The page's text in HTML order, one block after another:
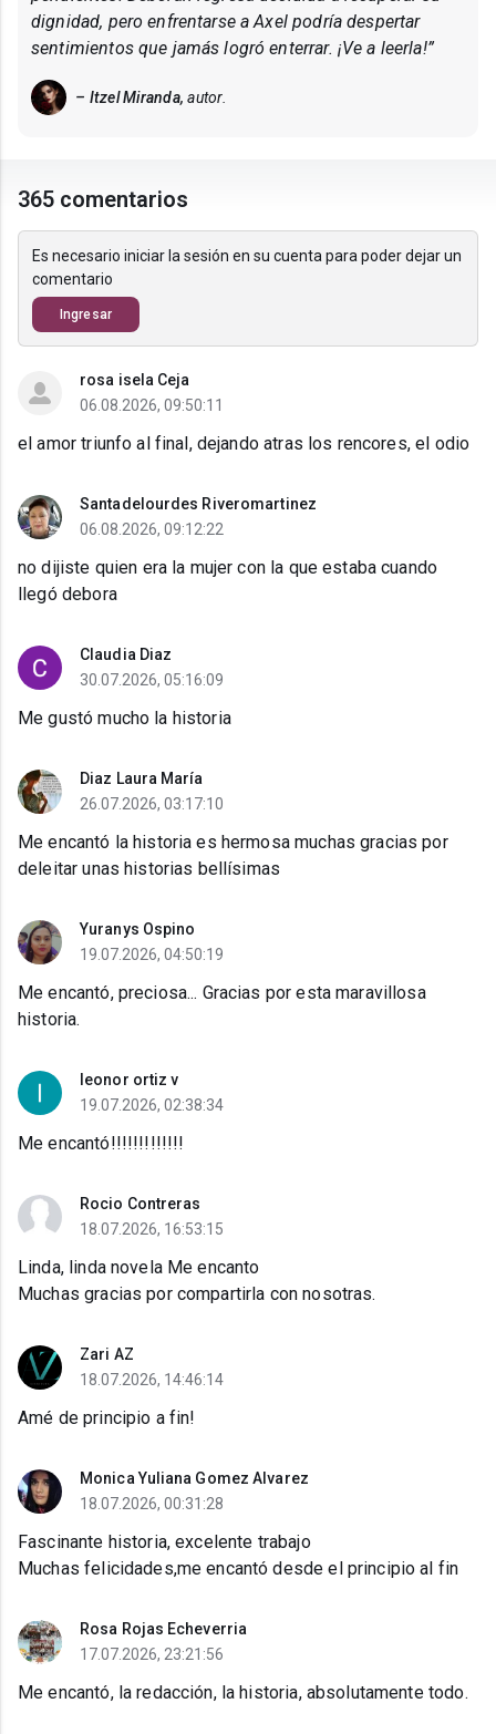
dignidad, pero enfrentarse a Axel podría despertar
sentimientos que jamás logró enterrar. ¡Ve a leerla!”
– Itzel Miranda, autor.
365 comentarios
Es necesario iniciar la sesión en su cuenta para poder dejar un
comentario
Ingresar
rosa isela Ceja
06.08.2026, 09:50:11
el amor triunfo al final, dejando atras los rencores, el odio
Santadelourdes Riveromartinez
06.08.2026, 09:12:22
no dijiste quien era la mujer con la que estaba cuando
llegó debora
Claudia Diaz
30.07.2026, 05:16:09
Me gustó mucho la historia
Diaz Laura María
26.07.2026, 03:17:10
Me encantó la historia es hermosa muchas gracias por
deleitar unas historias bellísimas
Yuranys Ospino
19.07.2026, 04:50:19
Me encantó, preciosa... Gracias por esta maravillosa
historia.
leonor ortiz v
19.07.2026, 02:38:34
Me encantó!!!!!!!!!!!!!
Rocio Contreras
18.07.2026, 16:53:15
Linda, linda novela Me encanto
Muchas gracias por compartirla con nosotras.
Zari AZ
18.07.2026, 14:46:14
Amé de principio a fin!
Monica Yuliana Gomez Alvarez
18.07.2026, 00:31:28
Fascinante historia, excelente trabajo
Muchas felicidades,me encantó desde el principio al fin
Rosa Rojas Echeverria
17.07.2026, 23:21:56
Me encantó, la redacción, la historia, absolutamente todo.